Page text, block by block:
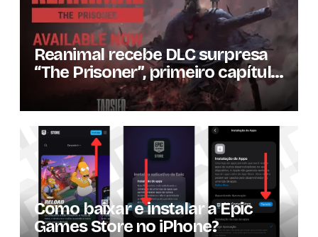
Reanimal recebe DLC surpresa
“The Prisoner”, primeiro capítulo
da expansão de história
Como baixar e instalar a Epic
Games Store no iPhone?